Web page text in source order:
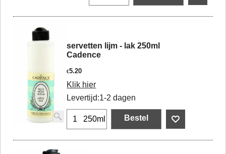
servetten lijm - lak 250ml
Cadence
€5.20
Klik hier
Levertijd:1-2 dagen
250ml Bestel